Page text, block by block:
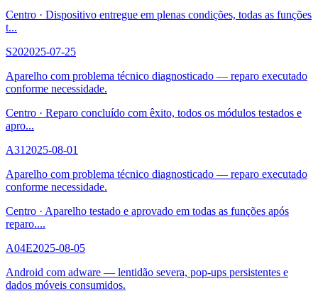
Centro · Dispositivo entregue em plenas condições, todas as funções
t...
S202025-07-25
Aparelho com problema técnico diagnosticado — reparo executado
conforme necessidade.
Centro · Reparo concluído com êxito, todos os módulos testados e
apro...
A31 2025-08-01
Aparelho com problema técnico diagnosticado — reparo executado
conforme necessidade.
Centro · Aparelho testado e aprovado em todas as funções após
reparo....
A04E2025-08-05
Android com adware — lentidão severa, pop-ups persistentes e
dados móveis consumidos.